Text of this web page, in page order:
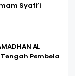
Syafi’i
AL
Pembela